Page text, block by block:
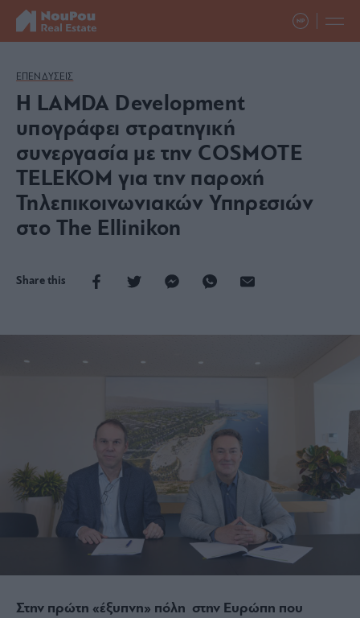
ΕΠΕΝΔΥΣΕΙΣ
Η LAMDA Development
υπογράφει στρατηγική
συνεργασία με την COSMOTE
TELEKOM για την παροχή
Τηλεπικοινωνιακών Υπηρεσιών
στο The Ellinikon
Share this
Στην πρώτη «έξυπνη» πόλη στην Ευρώπη που